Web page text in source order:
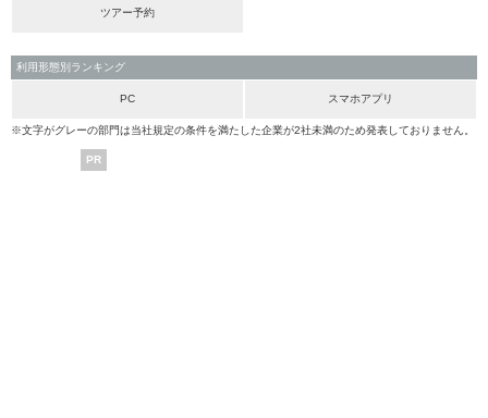
ツアー予約
利用形態別ランキング
PC スマホアプリ
※文字がグレーの部門は当社規定の条件を満たした企業が2社未満のため発表しておりません。
PR